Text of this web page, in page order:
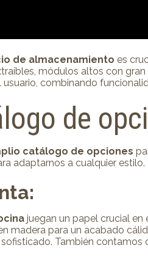
de almacenamiento es
módulos altos con
combinando
de
catálogo de opciones
adaptarnos a cualquier estilo.
juegan un papel crucial en
madera para un acabado
También